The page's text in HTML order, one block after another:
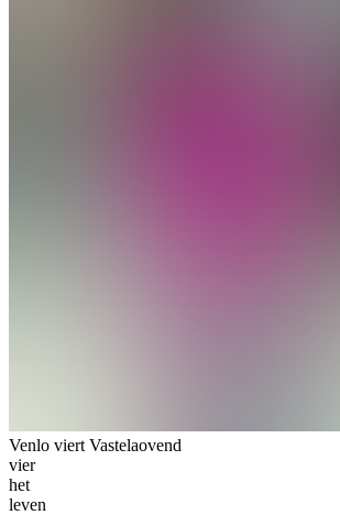
Venlo viert Vastelaovend
vier
het
leven